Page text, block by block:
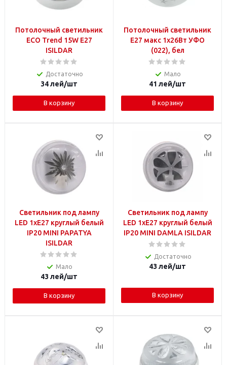
Потолочный светильник
ECO Trend 15W E27
ISILDAR
Достаточно
34лей/шт
В корзину
Потолочный светильник
Е27 макс 1х26Вт УФО
(022), бел
Мало
41 лей/шт
В корзину
Светильник под лампу
LED 1xE27 круглый белый
IP20 MINI PAPATYA
ISILDAR
Мало
43 лей/шт
В корзину
Светильник под лампу
LED 1xE27 круглый белый
IP20 MINI DAMLA ISILDAR
Достаточно
43 лей/шт
В корзину